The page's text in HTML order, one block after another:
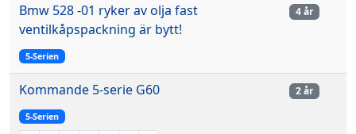
Bmw 528 -01 ryker av olja fast
ventilkåpspackning är bytt!
5-Serien
4 år
Kommande 5-serie G60
5-Serien
2 år